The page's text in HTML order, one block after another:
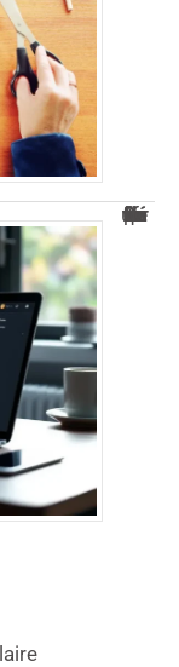
Découvrez Arkevia : le coffre-fort numérique sécurisé pour vous